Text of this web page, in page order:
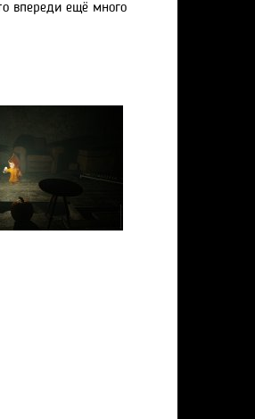
впереди ещё много